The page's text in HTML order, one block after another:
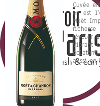
Cuvée
en est
Moët
révéler
Vibrant
aussi en